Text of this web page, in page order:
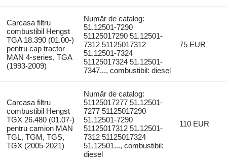
Carcasa filtru
combustibil Hengst
TGA 18.390 (01.00-)
pentru cap tractor
MAN 4-series, TGA
(1993-2009)
Număr de catalog:
51.12501-7290
51125017290 51.12501-
7312 51125017312
51.12501-7324
51125017324 51.12501-
7347..., combustibil: diesel
75 EUR
Carcasa filtru
combustibil Hengst
TGX 26.480 (01.07-)
pentru camion MAN
TGL, TGM, TGS,
TGX (2005-2021)
Număr de catalog:
51125017277 51.12501-
7277 51125017290
51.12501-7290
51125017312 51.12501-
7312 51125017324
51.12501..., combustibil:
diesel
110 EUR